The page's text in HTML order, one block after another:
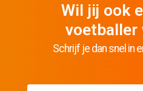
Wil jij ook
voetballer
Schrijf je dan snel in